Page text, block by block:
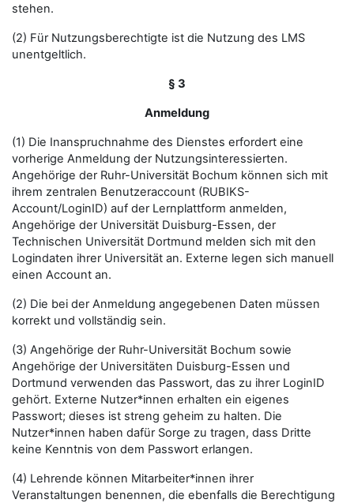
stehen.
(2) Für Nutzungsberechtigte ist die Nutzung des LMS
unentgeltlich.
§ 3
Anmeldung
(1) Die Inanspruchnahme des Dienstes erfordert eine
vorherige Anmeldung der Nutzungsinteressierten.
Angehörige der Ruhr-Universität Bochum können sich mit
ihrem zentralen Benutzeraccount (RUBIKS-
Account/LoginID) auf der Lernplattform anmelden,
Angehörige der Universität Duisburg-Essen, der
Technischen Universität Dortmund melden sich mit den
Logindaten ihrer Universität an. Externe legen sich manuell
einen Account an.
(2) Die bei der Anmeldung angegebenen Daten müssen
korrekt und vollständig sein.
(3) Angehörige der Ruhr-Universität Bochum sowie
Angehörige der Universitäten Duisburg-Essen und
Dortmund verwenden das Passwort, das zu ihrer LoginID
gehört. Externe Nutzer*innen erhalten ein eigenes
Passwort; dieses ist streng geheim zu halten. Die
Nutzer*innen haben dafür Sorge zu tragen, dass Dritte
keine Kenntnis von dem Passwort erlangen.
(4) Lehrende können Mitarbeiter*innen ihrer
Veranstaltungen benennen, die ebenfalls die Berechtigung